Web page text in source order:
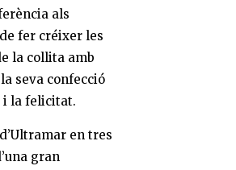
als
fer créixer les
la collita amb
seva confecció
i la felicitat.
en tres
gran